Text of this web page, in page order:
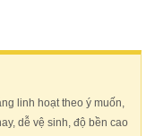
linh hoạt theo ý muốn,
dễ vệ sinh, độ bền cao